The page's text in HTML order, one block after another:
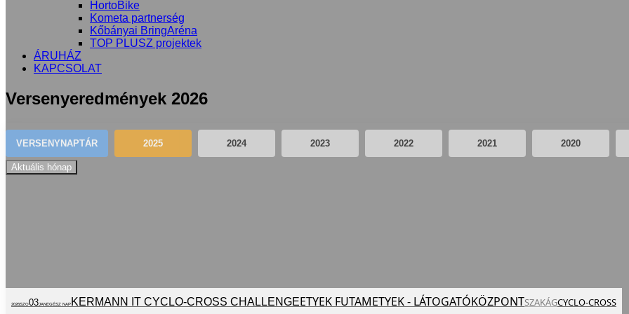
HortoBike
Kometa partnerség
Kőbányai BringAréna
TOP PLUSZ projektek
ÁRUHÁZ
KAPCSOLAT
Versenyeredmények 2026
VERSENYNAPTÁR 2025 2024 2023 2022 2021 2020
Aktuális hónap
2026SZO03JANEGÉSZ NAP KERMANN IT CYCLO-CROSS CHALLENGEETYEK FUTAMETYEK - LÁTOGATÓKÖZPONTSZAKÁGCYCLO-CROSS